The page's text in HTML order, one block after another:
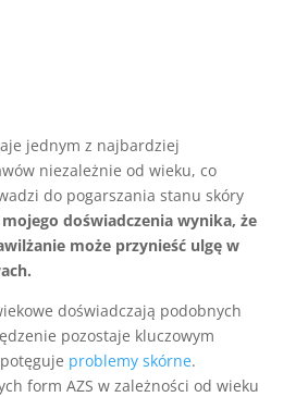
jednym z najbardziej
niezależnie od wieku, co
do pogarszania stanu skóry
mojego doświadczenia wynika, że
może przynieść ulgę w
doświadczają podobnych
pozostaje kluczowym
problemy skórne.
form AZS w zależności od wieku